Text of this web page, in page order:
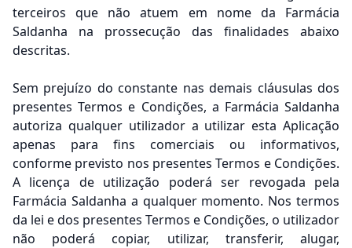
terceiros que não atuem em nome da Farmácia
Saldanha na prossecução das finalidades abaixo
descritas.
Sem prejuízo do constante nas demais cláusulas dos
presentes Termos e Condições, a Farmácia Saldanha
autoriza qualquer utilizador a utilizar esta Aplicação
apenas para fins comerciais ou informativos,
conforme previsto nos presentes Termos e Condições.
A licença de utilização poderá ser revogada pela
Farmácia Saldanha a qualquer momento. Nos termos
da lei e dos presentes Termos e Condições, o utilizador
não poderá copiar, utilizar, transferir, alugar,